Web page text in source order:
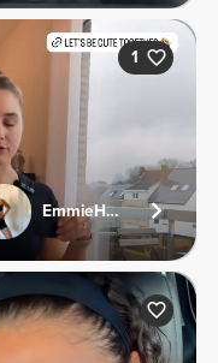
1
EmmieHeartsFood